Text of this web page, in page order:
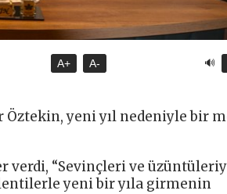
A+ A- 🔊
Öztekin, yeni yıl nedeniyle bir
verdi, “Sevinçleri ve
yeni bir yıla girmenin